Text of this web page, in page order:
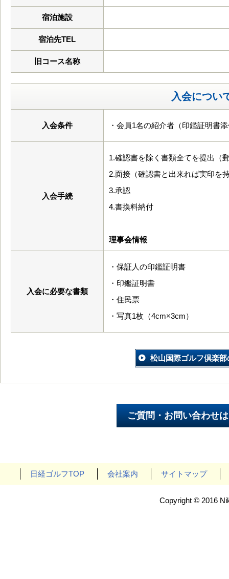
宿泊施設
宿泊先TEL
旧コース名称
入会につい
入会条件 ・会員1名の紹介者（印鑑証明書
入会手続
1.確認書を除く書類全てを提出（
2.面接（確認書と出来れば実印を
3.承認
4.書換料納付
理事会情報
入会に必要な書類
・保証人の印鑑証明書
・印鑑証明書
・住民票
・写真1枚（4cm×3cm）
松山国際ゴルフ倶楽
日経ゴルフTOP 会社案内 サイトマップ
Copyright © 2016